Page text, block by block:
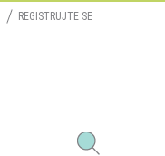
REGISTRUJTE SE